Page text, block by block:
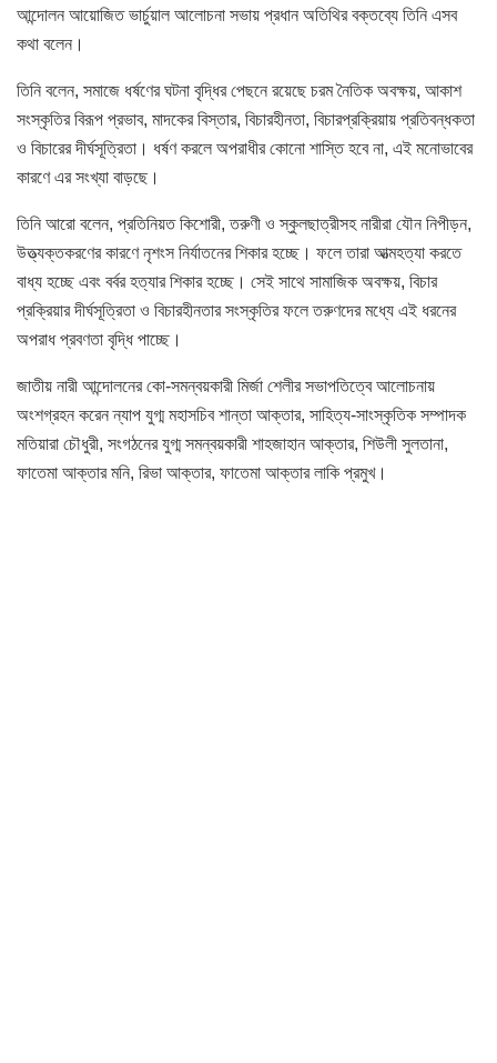
আন্দোলন আয়োজিত ভার্চুয়াল আলোচনা সভায় প্রধান অতিথির বক্তব্যে তিনি এসব
কথা বলেন।
তিনি বলেন, সমাজে ধর্ষণের ঘটনা বৃদ্ধির পেছনে রয়েছে চরম নৈতিক অবক্ষয়, আকাশ
সংস্কৃতির বিরূপ প্রভাব, মাদকের বিস্তার, বিচারহীনতা, বিচারপ্রক্রিয়ায় প্রতিবন্ধকতা
ও বিচারের দীর্ঘসূত্রিতা। ধর্ষণ করলে অপরাধীর কোনো শাস্তি হবে না, এই মনোভাবের
কারণে এর সংখ্যা বাড়ছে।
তিনি আরো বলেন, প্রতিনিয়ত কিশোরী, তরুণী ও স্কুলছাত্রীসহ নারীরা যৌন নিপীড়ন,
উত্ত্যক্তকরণের কারণে নৃশংস নির্যাতনের শিকার হচ্ছে। ফলে তারা আত্মহত্যা করতে
বাধ্য হচ্ছে এবং বর্বর হত্যার শিকার হচ্ছে। সেই সাথে সামাজিক অবক্ষয়, বিচার
প্রক্রিয়ার দীর্ঘসূত্রিতা ও বিচারহীনতার সংস্কৃতির ফলে তরুণদের মধ্যে এই ধরনের
অপরাধ প্রবণতা বৃদ্ধি পাচ্ছে।
জাতীয় নারী আন্দোলনের কো-সমন্বয়কারী মির্জা শেলীর সভাপতিত্বে আলোচনায়
অংশগ্রহন করেন ন্যাপ যুগ্ম মহাসচিব শান্তা আক্তার, সাহিত্য-সাংস্কৃতিক সম্পাদক
মতিয়ারা চৌধুরী, সংগঠনের যুগ্ম সমন্বয়কারী শাহজাহান আক্তার, শিউলী সুলতানা,
ফাতেমা আক্তার মনি, রিভা আক্তার, ফাতেমা আক্তার লাকি প্রমুখ।